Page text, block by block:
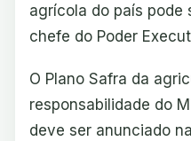
agrícola do país pode
chefe do Poder
O Plano Safra da
responsabilidade do
deve ser anunciado